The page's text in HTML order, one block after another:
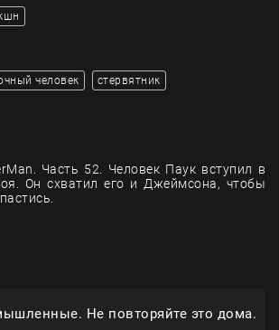
человек стервятник
Часть 52. Человек Паук вступил в
Он схватил его и Джеймсона, чтобы
Не повторяйте это дома.